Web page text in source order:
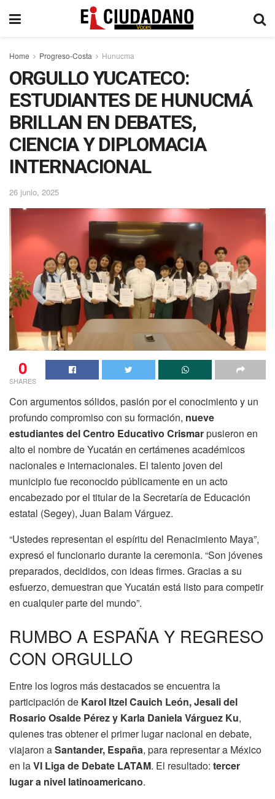
Home Progreso-Costa Hunucma
ORGULLO YUCATECO:
ESTUDIANTES DE HUNUCMÁ
BRILLAN EN DEBATES,
CIENCIA Y DIPLOMACIA
INTERNACIONAL
26 junio, 2025
0
SHARES
Con argumentos sólidos, pasión por el conocimiento y un
profundo compromiso con su formación, nueve
estudiantes del Centro Educativo Crismarpusieron en
alto el nombre de Yucatán en certámenes académicos
nacionales e internacionales. El talento joven del
municipio fue reconocido públicamente en un acto
encabezado por el titular de la Secretaría de Educación
estatal (Segey), Juan Balam Várguez.
“Ustedes representan el espíritu del Renacimiento Maya”,
expresó el funcionario durante la ceremonia. “Son jóvenes
preparados, decididos, con ideas firmes. Gracias a su
esfuerzo, demuestran que Yucatán está listo para competir
en cualquier parte del mundo”.
RUMBO A ESPAÑA Y REGRESO
CON ORGULLO
Entre los logros más destacados se encuentra la
participación de Karol Itzel Cauich León, Jesali del
Rosario Osalde Pérez y Karla Daniela Várguez Ku,
quienes tras obtener el primer lugar nacional en debate,
viajaron aSantander, España, para representar a México
en laVI Liga de Debate LATAM. El resultado: tercer
lugar a nivel latinoamericano.